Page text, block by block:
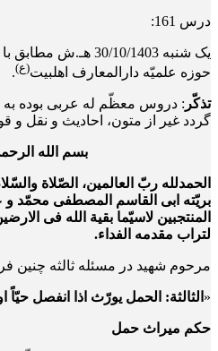
درس 161:
حوزه علمیّه دارالمعارف اهلبیت(ع).
تذکّر : دروس معظّم له عربی بوده به
گردد غیر از متون، احادیث و نقل و
بسم الله
الحمدلله ربّ العالمین، الصّلاة
بریّته ابی القاسم المصطفی محمّد و
المنتجبین لاسیّما بقیة الله فی
لتراب مقدمه الفداء.
مرحوم شهید در مسئله ثالثه چنین
« الثالثة: الحمل یورّث اذا انفصل
حکم میراث حمل